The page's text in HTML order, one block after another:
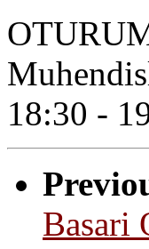
18:30 -
Basari